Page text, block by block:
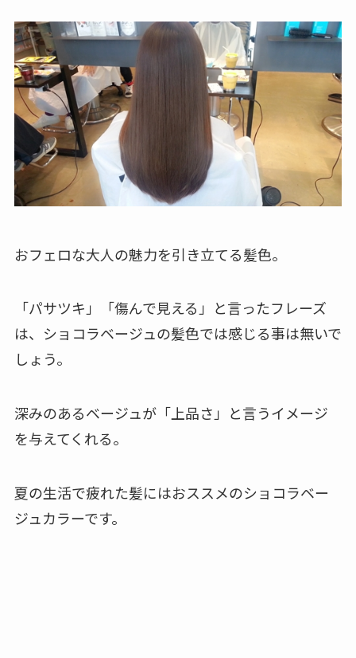
おフェロな大人の魅力を引き立てる髪色。
「パサツキ」「傷んで見える」と言ったフレーズ
は、ショコラベージュの髪色では感じる事は無いで
しょう。
深みのあるベージュが「上品さ」と言うイメージ
を与えてくれる。
夏の生活で疲れた髪にはおススメのショコラベー
ジュカラーです。